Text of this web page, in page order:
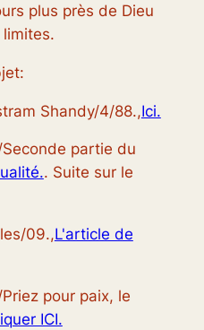
plus près de Dieu
Shandy/4/88.,Ici.
partie du
. Suite sur le
09.,L'article de
pour paix, le
ICI.